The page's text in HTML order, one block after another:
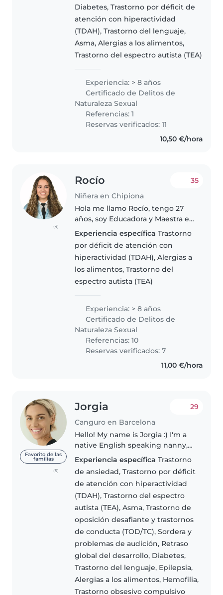
Profesional de Danza de Castilla
y León "Ana Laguna". Además,
cuento..
Diabetes, Trastorno por déficit de
atención con hiperactividad
(TDAH), Trastorno del lenguaje,
Asma, Alergias a los alimentos,
Trastorno del espectro autista (TEA)
Experiencia: > 8 años
Certificado de Delitos de
Naturaleza Sexual
Referencias: 1
Reservas verificados: 11
10,50 €/hora
(4)
Rocío
Niñera en Chipiona
35
Hola me llamo Rocío, tengo 27
años, soy Educadora y Maestra en
Educación Infantil. Me considero
una persona risueña, cariñosa,
atenta y paciente, con mucha
energía positiva, lo que..
Experiencia específica Trastorno
por déficit de atención con
hiperactividad (TDAH), Alergias a
los alimentos, Trastorno del
espectro autista (TEA)
Experiencia: > 8 años
Certificado de Delitos de
Naturaleza Sexual
Referencias: 10
Reservas verificados: 7
11,00 €/hora
Favorito de las
familias
(5)
Jorgia
Canguro en Barcelona
29
Hello! My name is Jorgia :) I'm a
native English speaking nanny,
originally from Australia and
have been living in Barcelona for
the past 2 years. I'm a qualified
childcare educator..
Experiencia específica Trastorno
de ansiedad, Trastorno por déficit
de atención con hiperactividad
(TDAH), Trastorno del espectro
autista (TEA), Asma, Trastorno de
oposición desafiante y trastornos
de conducta (TOD/TC), Sordera y
problemas de audición, Retraso
global del desarrollo, Diabetes,
Trastorno del lenguaje, Epilepsia,
Alergias a los alimentos, Hemofilia,
Trastorno obsesivo compulsivo